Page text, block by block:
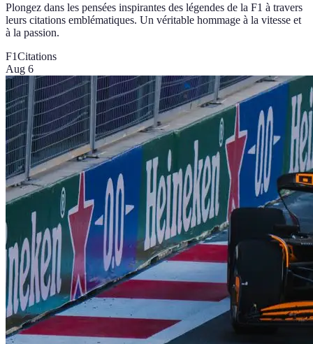
Plongez dans les pensées inspirantes des légendes de la F1 à travers
leurs citations emblématiques. Un véritable hommage à la vitesse et
à la passion.
F1Citations
Aug 6